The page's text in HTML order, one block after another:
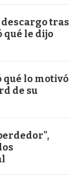
tras
qué le dijo
qué lo motivó
de su